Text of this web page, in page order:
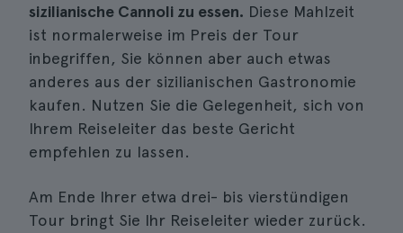
sizilianische Cannoli zu essen. Diese Mahlzeit
ist normalerweise im Preis der Tour
inbegriffen, Sie können aber auch etwas
anderes aus der sizilianischen Gastronomie
kaufen. Nutzen Sie die Gelegenheit, sich von
Ihrem Reiseleiter das beste Gericht
empfehlen zu lassen.
Am Ende Ihrer etwa drei- bis vierstündigen
Tour bringt Sie Ihr Reiseleiter wieder zurück.